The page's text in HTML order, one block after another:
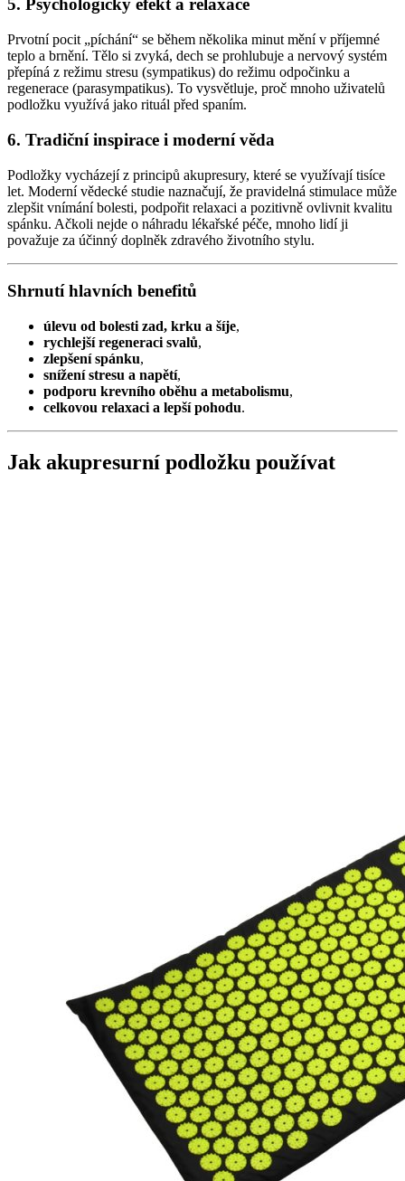
5. Psychologický efekt a relaxace
Prvotní pocit „píchání“ se během několika minut mění v příjemné
teplo a brnění. Tělo si zvyká, dech se prohlubuje a nervový systém
přepíná z režimu stresu (sympatikus) do režimu odpočinku a
regenerace (parasympatikus). To vysvětluje, proč mnoho uživatelů
podložku využívá jako rituál před spaním.
6. Tradiční inspirace i moderní věda
Podložky vycházejí z principů akupresury, které se využívají tisíce
let. Moderní vědecké studie naznačují, že pravidelná stimulace může
zlepšit vnímání bolesti, podpořit relaxaci a pozitivně ovlivnit kvalitu
spánku. Ačkoli nejde o náhradu lékařské péče, mnoho lidí ji
považuje za účinný doplněk zdravého životního stylu.
Shrnutí hlavních benefitů
úlevu od bolesti zad, krku a šíje,
rychlejší regeneraci svalů,
zlepšení spánku,
snížení stresu a napětí,
podporu krevního oběhu a metabolismu,
celkovou relaxaci a lepší pohodu.
Jak akupresurní podložku používat